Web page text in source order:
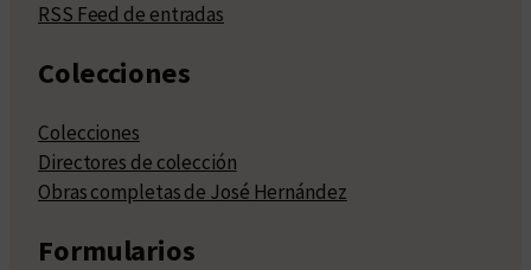
RSS Feed de entradas
Colecciones
Colecciones
Directores de colección
Obras completas de José Hernández
Formularios